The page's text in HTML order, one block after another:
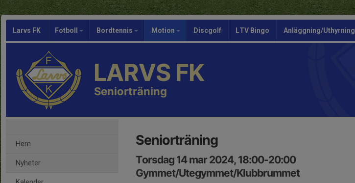
Larvs FK Fotboll Bordtennis Motion Discgolf LTV Bingo Anläggning/Uthyrning
LARVS FK
Seniorträning
Hem
Nyheter
Seniorträning
Torsdag 14 mar 2024, 18:00-20:00
Gymmet/Utegymmet/Klubbrummet